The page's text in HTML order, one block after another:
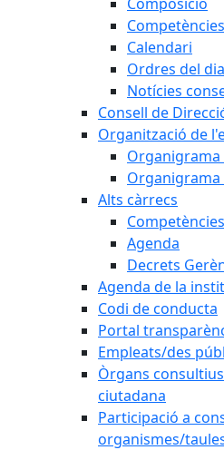
Competències
Calendari
Ordres del
Notícies
Consell de
Organització de
Organigrama
Alts càrrecs
Agenda
Decrets
Agenda de la
Codi de conducta
Portal
Empleats/des
Òrgans
ciutadana
Participació a
organismes/